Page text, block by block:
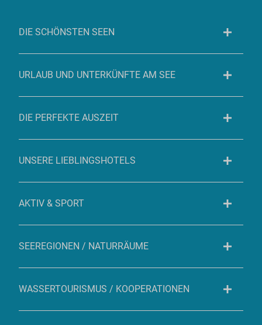
DIE SCHÖNSTEN SEEN
URLAUB UND UNTERKÜNFTE AM SEE
DIE PERFEKTE AUSZEIT
UNSERE LIEBLINGSHOTELS
AKTIV & SPORT
SEEREGIONEN / NATURRÄUME
WASSERTOURISMUS / KOOPERATIONEN